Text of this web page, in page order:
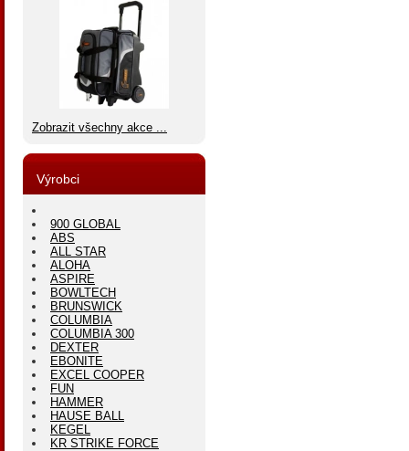
Zobrazit všechny akce ...
Výrobci
900 GLOBAL
ABS
ALL STAR
ALOHA
ASPIRE
BOWLTECH
BRUNSWICK
COLUMBIA
COLUMBIA 300
DEXTER
EBONITE
EXCEL COOPER
FUN
HAMMER
HAUSE BALL
KEGEL
KR STRIKE FORCE